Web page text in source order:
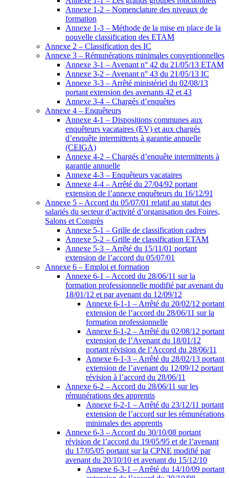
Annexe 1-2 – Nomenclature des niveaux de
formation
Annexe 1-3 – Méthode de la mise en place de la
nouvelle classification des ETAM
Annexe 2 – Classification des IC
Annexe 3 – Rémunérations minimales conventionnelles
Annexe 3-1 – Avenant n° 42 du 21/05/13 ETAM
Annexe 3-2 – Avenant n° 43 du 21/05/13 IC
Annexe 3-3 – Arrêté ministériel du 02/08/13
portant extension des avenants 42 et 43
Annexe 3-4 – Chargés d’enquêtes
Annexe 4 – Enquêteurs
Annexe 4-1 – Dispositions communes aux
enquêteurs vacataires (EV) et aux chargés
d’enquête intermittents à garantie annuelle
(CEIGA)
Annexe 4-2 – Chargés d’enquête intermittents à
garantie annuelle
Annexe 4-3 – Enquêteurs vacataires
Annexe 4-4 – Arrêté du 27/04/92 portant
extension de l’annexe enquêteurs du 16/12/91
Annexe 5 – Accord du 05/07/01 relatif au statut des
salariés du secteur d’activité d’organisation des Foires,
Salons et Congrès
Annexe 5-1 – Grille de classification cadres
Annexe 5-2 – Grille de classification ETAM
Annexe 5-3 – Arrêté du 15/11/01 portant
extension de l’accord du 05/07/01
Annexe 6 – Emploi et formation
Annexe 6-1 – Accord du 28/06/11 sur la
formation professionnelle modifié par avenant du
18/01/12 et par avenant du 12/09/12
Annexe 6-1-1 – Arrêté du 20/02/12 portant
extension de l’accord du 28/06/11 sur la
formation professionnelle
Annexe 6-1-2 – Arrêté du 02/08/12 portant
extension de l’Avenant du 18/01/12
portant révision de l’Accord du 28/06/11
Annexe 6-1-3 – Arrêté du 28/02/13 portant
extension de l’avenant du 12/09/12 portant
révision à l’accord du 28/06/11
Annexe 6-2 – Accord du 28/06/11 sur les
rémunérations des apprentis
Annexe 6-2-1 – Arrêté du 23/12/11 portant
extension de l’accord sur les rémunérations
minimales des apprentis
Annexe 6-3 – Accord du 30/10/08 portant
révision de l’accord du 19/05/95 et de l’avenant
du 17/05/05 portant sur la CPNE modifié par
avenant du 20/10/10 et avenant du 15/12/10
Annexe 6-3-1 – Arrêté du 14/10/09 portant